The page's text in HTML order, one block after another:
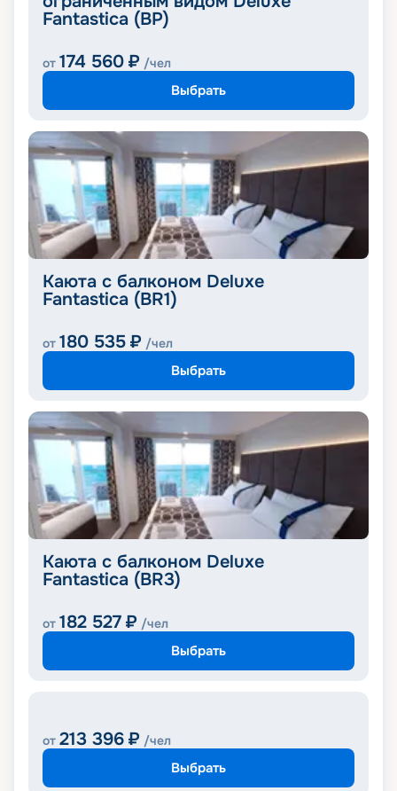
Fantastica (BP)
от 174 560 ₽ /чел
Выбрать
Каюта с балконом Deluxe
Fantastica (BR1)
от 180 535 ₽ /чел
Выбрать
Каюта с балконом Deluxe
Fantastica (BR3)
от 182 527 ₽ /чел
Выбрать
от 213 396 ₽ /чел
Выбрать